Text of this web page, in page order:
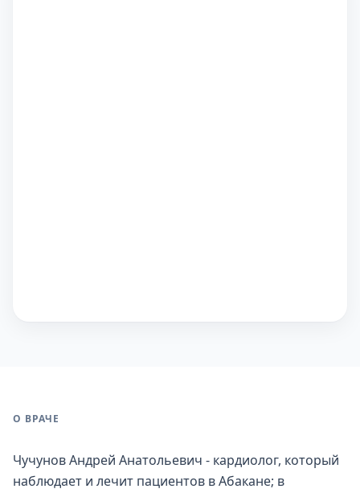
О ВРАЧЕ
Чучунов Андрей Анатольевич - кардиолог, который
наблюдает и лечит пациентов в Абакане; в